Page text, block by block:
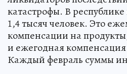
катастрофы. В
1,4 тысяч человек. Это
компенсации на
и ежегодная
Каждый февраль суммы